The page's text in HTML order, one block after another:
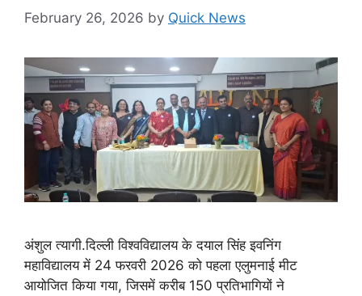
February 26, 2026 by Quick News
अंशुल त्यागी.दिल्ली विश्वविद्यालय के दयाल सिंह इवनिंग
महाविद्यालय में 24 फरवरी 2026 को पहला एलुमनाई मीट
आयोजित किया गया, जिसमें करीब 150 प्रतिभागियों ने